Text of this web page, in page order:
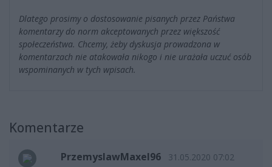
Dlatego prosimy o dostosowanie pisanych przez Państwa
komentarzy do norm akceptowanych przez większość
społeczeństwa. Chcemy, żeby dyskusja prowadzona w
komentarzach nie atakowała nikogo i nie urażała uczuć osób
wspominanych w tych wpisach.
Komentarze
PrzemyslawMaxel96
31.05.2020 07:02